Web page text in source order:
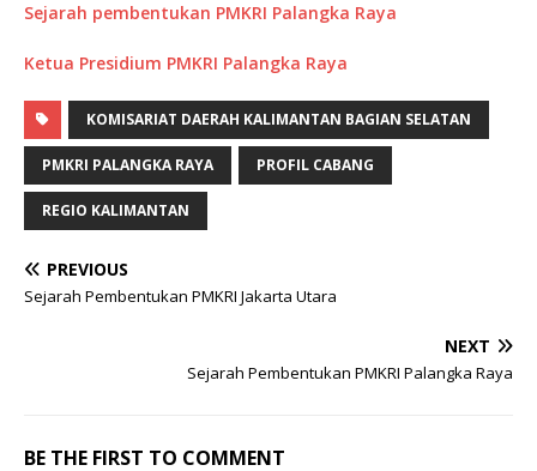
Sejarah pembentukan PMKRI Palangka Raya
Ketua Presidium PMKRI Palangka Raya
KOMISARIAT DAERAH KALIMANTAN BAGIAN SELATAN
PMKRI PALANGKA RAYA PROFIL CABANG
REGIO KALIMANTAN
PREVIOUS
Sejarah Pembentukan PMKRI Jakarta Utara
NEXT
Sejarah Pembentukan PMKRI Palangka Raya
BE THE FIRST TO COMMENT